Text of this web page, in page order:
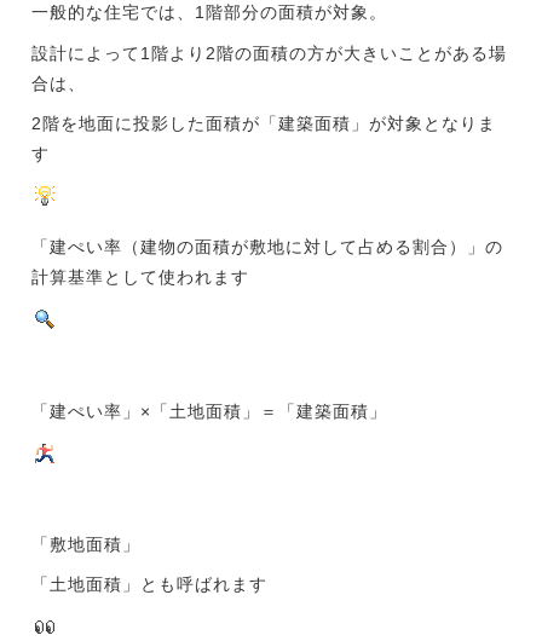
一般的な住宅では、1階部分の面積が対象。
設計によって1階より2階の面積の方が大きいことがある場
合は、
2階を地面に投影した面積が「建築面積」が対象となりま
す
「建ぺい率（建物の面積が敷地に対して占める割合）」の
計算基準として使われます
「建ぺい率」×「土地面積」＝「建築面積」
「敷地面積」
「土地面積」とも呼ばれます